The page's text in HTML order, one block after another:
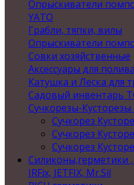
Опрыскиватели
YATO
Грабли, тяпки, вилы
Опрыскиватели
Совки хозяйственные
Аксессуары для
Катушка и Леска для
Садовый инвентарь
Сучкорезы-
Сучкорез
Сучкорез
Сучкорез
Силиконы,герметики
IRFix, JETFIX, Mr.Sil